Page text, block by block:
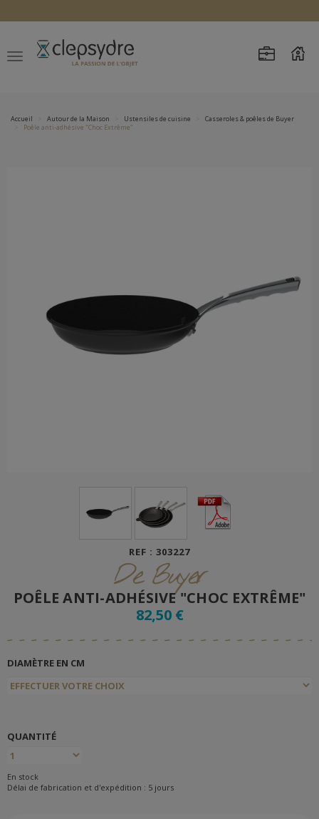
Accueil Autour de la Maison Ustensiles de cuisine
Casseroles & poêles de Buyer
Poêle anti-adhésive "Choc Extrême"
REF : 303227
De Buyer
POÊLE ANTI-ADHÉSIVE "CHOC EXTRÊME"
82,50 €
DIAMÈTRE EN CM
QUANTITÉ
En stock
Délai de fabrication et d'expédition : 5 jours